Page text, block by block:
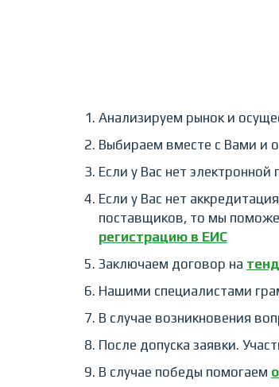
Анализируем рынок и
Выбираем вместе с Вами и
Если у Вас нет
Если у Вас нет
поставщиков, то мы
регистрацию в ЕИС
Заключаем договор на
Нашими специалистами
В случае возникновения
После допуска заявки.
В случае победы помогаем